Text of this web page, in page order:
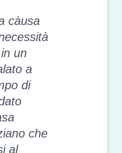
càusa
un
a
di
che
al